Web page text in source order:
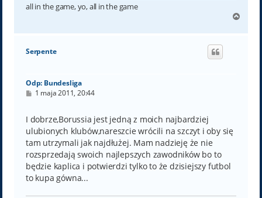
all in the game, yo, all in the game
g
Serpente
Odp: Bundesliga
P
t
1 maja 2011, 20:44
I dobrze,Borussia jest jedną z moich najbardziej
ulubionych klubów,nareszcie wrócili na szczyt i oby się
tam utrzymali jak najdłużej. Mam nadzieję że nie
rozsprzedają swoich najlepszych zawodników bo to
będzie kaplica i potwierdzi tylko to że dzisiejszy futbol
to kupa gówna...